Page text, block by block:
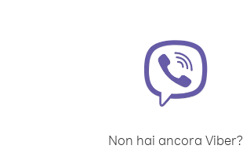
Non hai ancora Viber?